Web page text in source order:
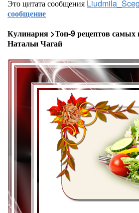
Это цитата сообщения
сообщение
Кулинария >Топ-9 рецептов самых
Натальи Чагай